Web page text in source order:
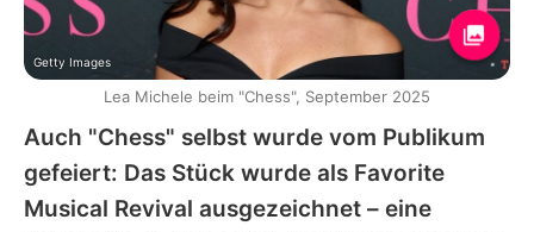
Auch "Chess" selbst wurde vom Publikum
gefeiert: Das Stück wurde als Favorite
Musical Revival ausgezeichnet – eine
Getty Images
Lea Michele beim "Chess", September 2025